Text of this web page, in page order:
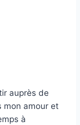
auprès de
mon amour et
à